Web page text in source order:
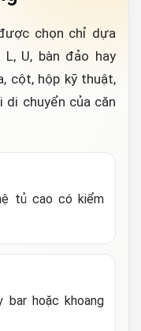
chọn chỉ dựa
U, bàn đảo hay
cột, hộp kỹ thuật,
chuyển của căn
tủ cao có kiểm
bar hoặc khoang